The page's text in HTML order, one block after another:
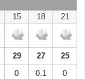
15 18
21
29 27
25
0 0.1 0